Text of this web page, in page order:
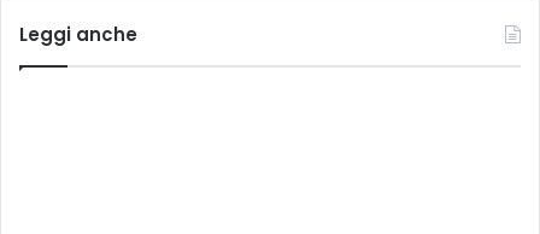
Leggi anche